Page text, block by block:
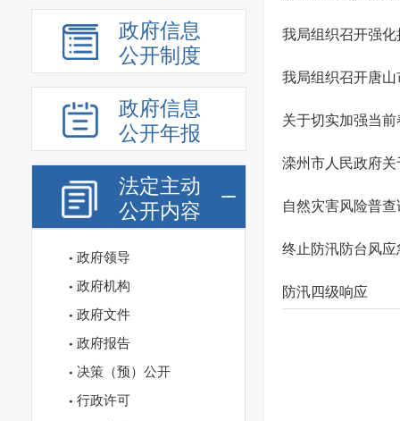
政府信息
公开制度
政府信息
公开年报
法定主动
公开内容
政府领导
政府机构
政府文件
政府报告
决策（预）公开
行政许可
我局组织召开强
我局组织召开唐
关于切实加强当
滦州市人民政府
自然灾害风险普
终止防汛防台风
防汛四级响应